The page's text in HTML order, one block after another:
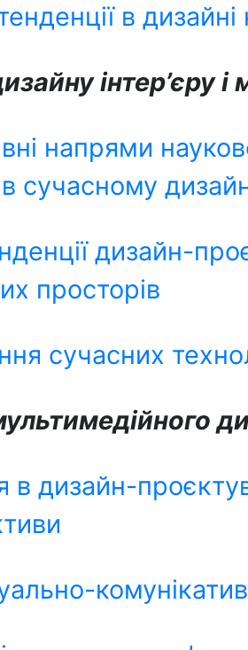
в
інтер’єру і
напрями
в сучасному
дизайн-
просторів
сучасних
в дизайн-